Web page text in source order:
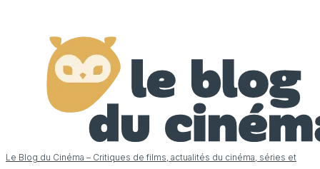
Le Blog du Cinéma – Critiques de films, actualités du cinéma, séries et